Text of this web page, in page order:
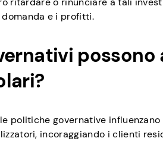
e i profitti.
possono
politiche governative
incoraggiando i clienti